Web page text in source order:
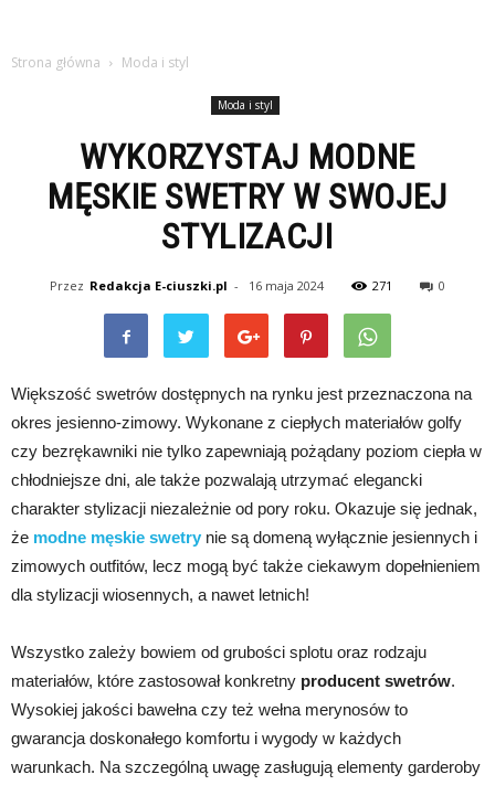
Strona główna Moda i styl
Moda i styl
WYKORZYSTAJ MODNE
MĘSKIE SWETRY W SWOJEJ
STYLIZACJI
Przez Redakcja E-ciuszki.pl - 16 maja 2024 271 0
Większość swetrów dostępnych na rynku jest przeznaczona na
okres jesienno-zimowy. Wykonane z ciepłych materiałów golfy
czy bezrękawniki nie tylko zapewniają pożądany poziom ciepła w
chłodniejsze dni, ale także pozwalają utrzymać elegancki
charakter stylizacji niezależnie od pory roku. Okazuje się jednak,
że modne męskie swetry nie są domeną wyłącznie jesiennych i
zimowych outfitów, lecz mogą być także ciekawym dopełnieniem
dla stylizacji wiosennych, a nawet letnich!
Wszystko zależy bowiem od grubości splotu oraz rodzaju
materiałów, które zastosował konkretny producent swetrów.
Wysokiej jakości bawełna czy też wełna merynosów to
gwarancja doskonałego komfortu i wygody w każdych
warunkach. Na szczególną uwagę zasługują elementy garderoby